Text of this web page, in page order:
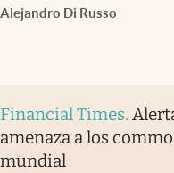
Alejandro Di Russo
Financial Times.
amenaza a los
mundial